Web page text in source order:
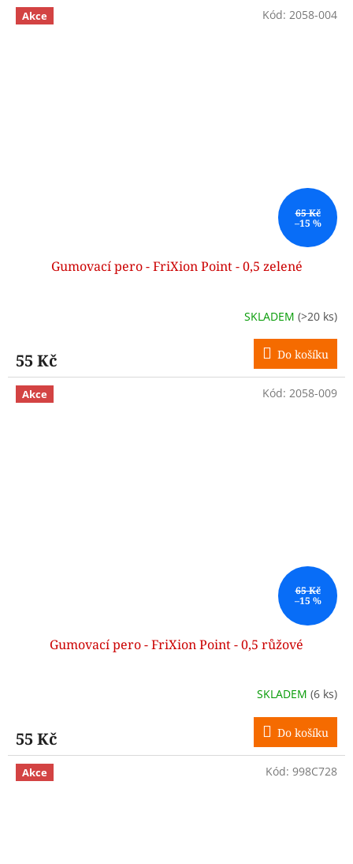
Akce
65 Kč
–15 %
Gumovací pero - FriXion Point - 0,5 zelené
SKLADEM (>20 ks)
55 Kč Do košíku
Kód: 2058-004
Akce
65 Kč
–15 %
Gumovací pero - FriXion Point - 0,5 růžové
SKLADEM (6 ks)
55 Kč Do košíku
Kód: 2058-009
Akce Kód: 998C728